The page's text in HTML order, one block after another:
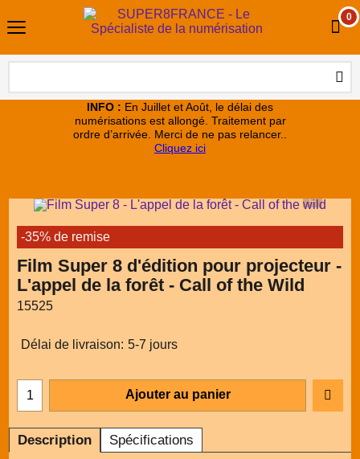
0
INFO : En Juillet et Août, le délai des
numérisations est allongé. Traitement par
ordre d’arrivée. Merci de ne pas relancer..
Cliquez ici
-35% de remise
Film Super 8 d'édition pour projecteur -
L'appel de la forêt - Call of the Wild
15525
Délai de livraison: 5-7 jours
Ajouter au panier
Description Spécifications